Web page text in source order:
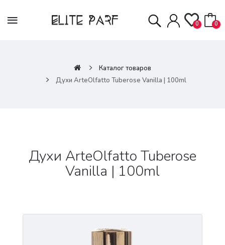
0 0
Каталог товаров
Духи ArteOlfatto Tuberose Vanilla | 100ml
Духи ArteOlfatto Tuberose
Vanilla | 100ml